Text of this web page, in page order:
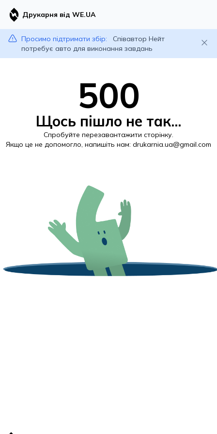
Друкарня від WE.UA
Просимо підтримати збір:
Співавтор Нейт
потребує авто для виконання завдань
500
Щось пішло не так...
Спробуйте перезавантажити сторінку.
Якщо це не допомогло, напишіть нам: drukarnia.ua@gmail.com